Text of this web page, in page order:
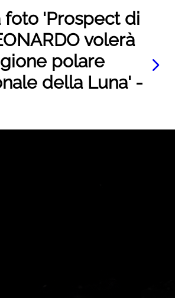
foto 'Prospect di
volerà
polare
della Luna' -